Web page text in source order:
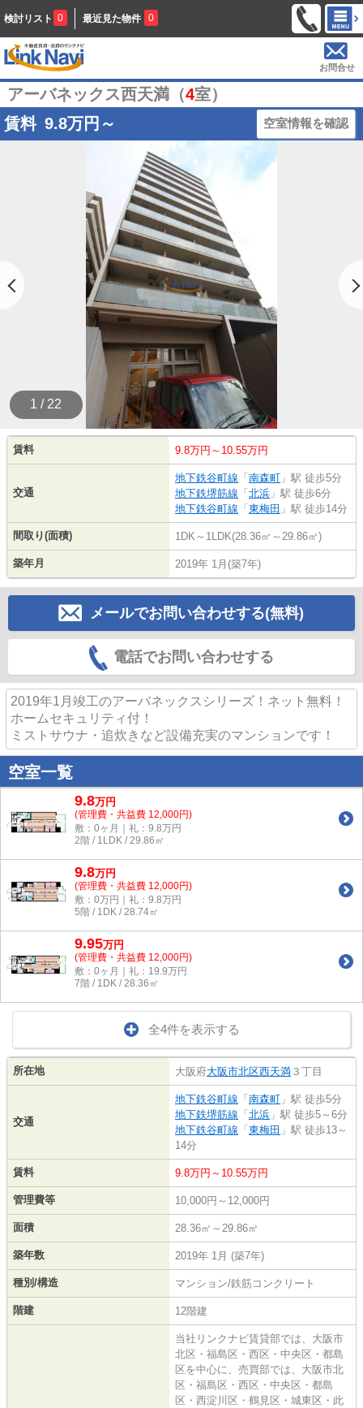
検討リスト 0 最近見た物件 0
お問合せ
アーバネックス西天満（4室）
賃料 9.8万円～ 空室情報を確認
1 / 22
賃料 9.8万円～10.55万円
交通
地下鉄谷町線 「 南森町 」駅 徒歩5分
地下鉄堺筋線 「 北浜 」駅 徒歩6分
地下鉄谷町線 「 東梅田 」駅 徒歩14分
間取り(面積) 1DK～1LDK(28.36㎡～29.86㎡)
築年月 2019年 1月(築7年)
メールでお問い合わせする(無料)
電話でお問い合わせする
2019年1月竣工のアーバネックスシリーズ！ネット無料！
ホームセキュリティ付！
ミストサウナ・追炊きなど設備充実のマンションです！
空室一覧
9.8万円
(管理費・共益費 12,000円)
敷：0ヶ月｜礼：9.8万円
2階 / 1LDK / 29.86㎡
9.8万円
(管理費・共益費 12,000円)
敷：0万円｜礼：9.8万円
5階 / 1DK / 28.74㎡
9.95万円
(管理費・共益費 12,000円)
敷：0ヶ月｜礼：19.9万円
7階 / 1DK / 28.36㎡
全4件を表示する
所在地 大阪府大阪市北区西天満 ３丁目
交通
地下鉄谷町線 「 南森町 」駅 徒歩5分
地下鉄堺筋線 「 北浜 」駅 徒歩5～6分
地下鉄谷町線 「 東梅田 」駅 徒歩13～
14分
賃料 9.8万円～10.55万円
管理費等 10,000円～12,000円
面積 28.36㎡～29.86㎡
築年数 2019年 1月 (築7年)
種別/構造 マンション/鉄筋コンクリート
階建 12階建
当社リンクナビ賃貸部では、大阪市
北区・福島区・西区・中央区・都島
区を中心に、売買部では、大阪市北
区・福島区・西区・中央区・都島
区・西淀川区・鶴見区・城東区・此